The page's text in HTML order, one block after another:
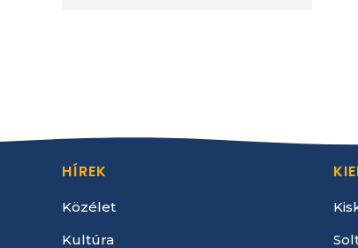
HÍREK
Közélet
Kultúra